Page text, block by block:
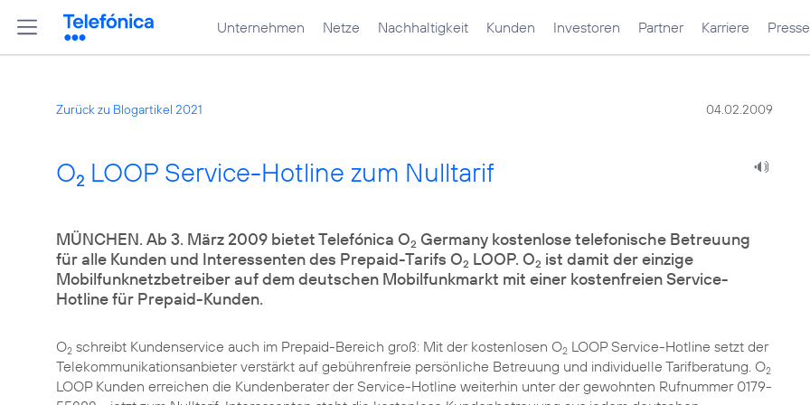
Unternehmen Netze Nachhaltigkeit Kunden Investoren Partner Karriere Presse
Zurück zu Blogartikel 2021 04.02.2009
O2 LOOP Service-Hotline zum Nulltarif
MÜNCHEN. Ab 3. März 2009 bietet Telefónica O2 Germany kostenlose telefonische Betreuung
für alle Kunden und Interessenten des Prepaid-Tarifs O2 LOOP. O2 ist damit der einzige
Mobilfunknetzbetreiber auf dem deutschen Mobilfunkmarkt mit einer kostenfreien Service-
Hotline für Prepaid-Kunden.
O2 schreibt Kundenservice auch im Prepaid-Bereich groß: Mit der kostenlosen O2 LOOP Service-Hotline setzt der
Telekommunikationsanbieter verstärkt auf gebührenfreie persönliche Betreuung und individuelle Tarifberatung. O2
LOOP Kunden erreichen die Kundenberater der Service-Hotline weiterhin unter der gewohnten Rufnummer 0179-